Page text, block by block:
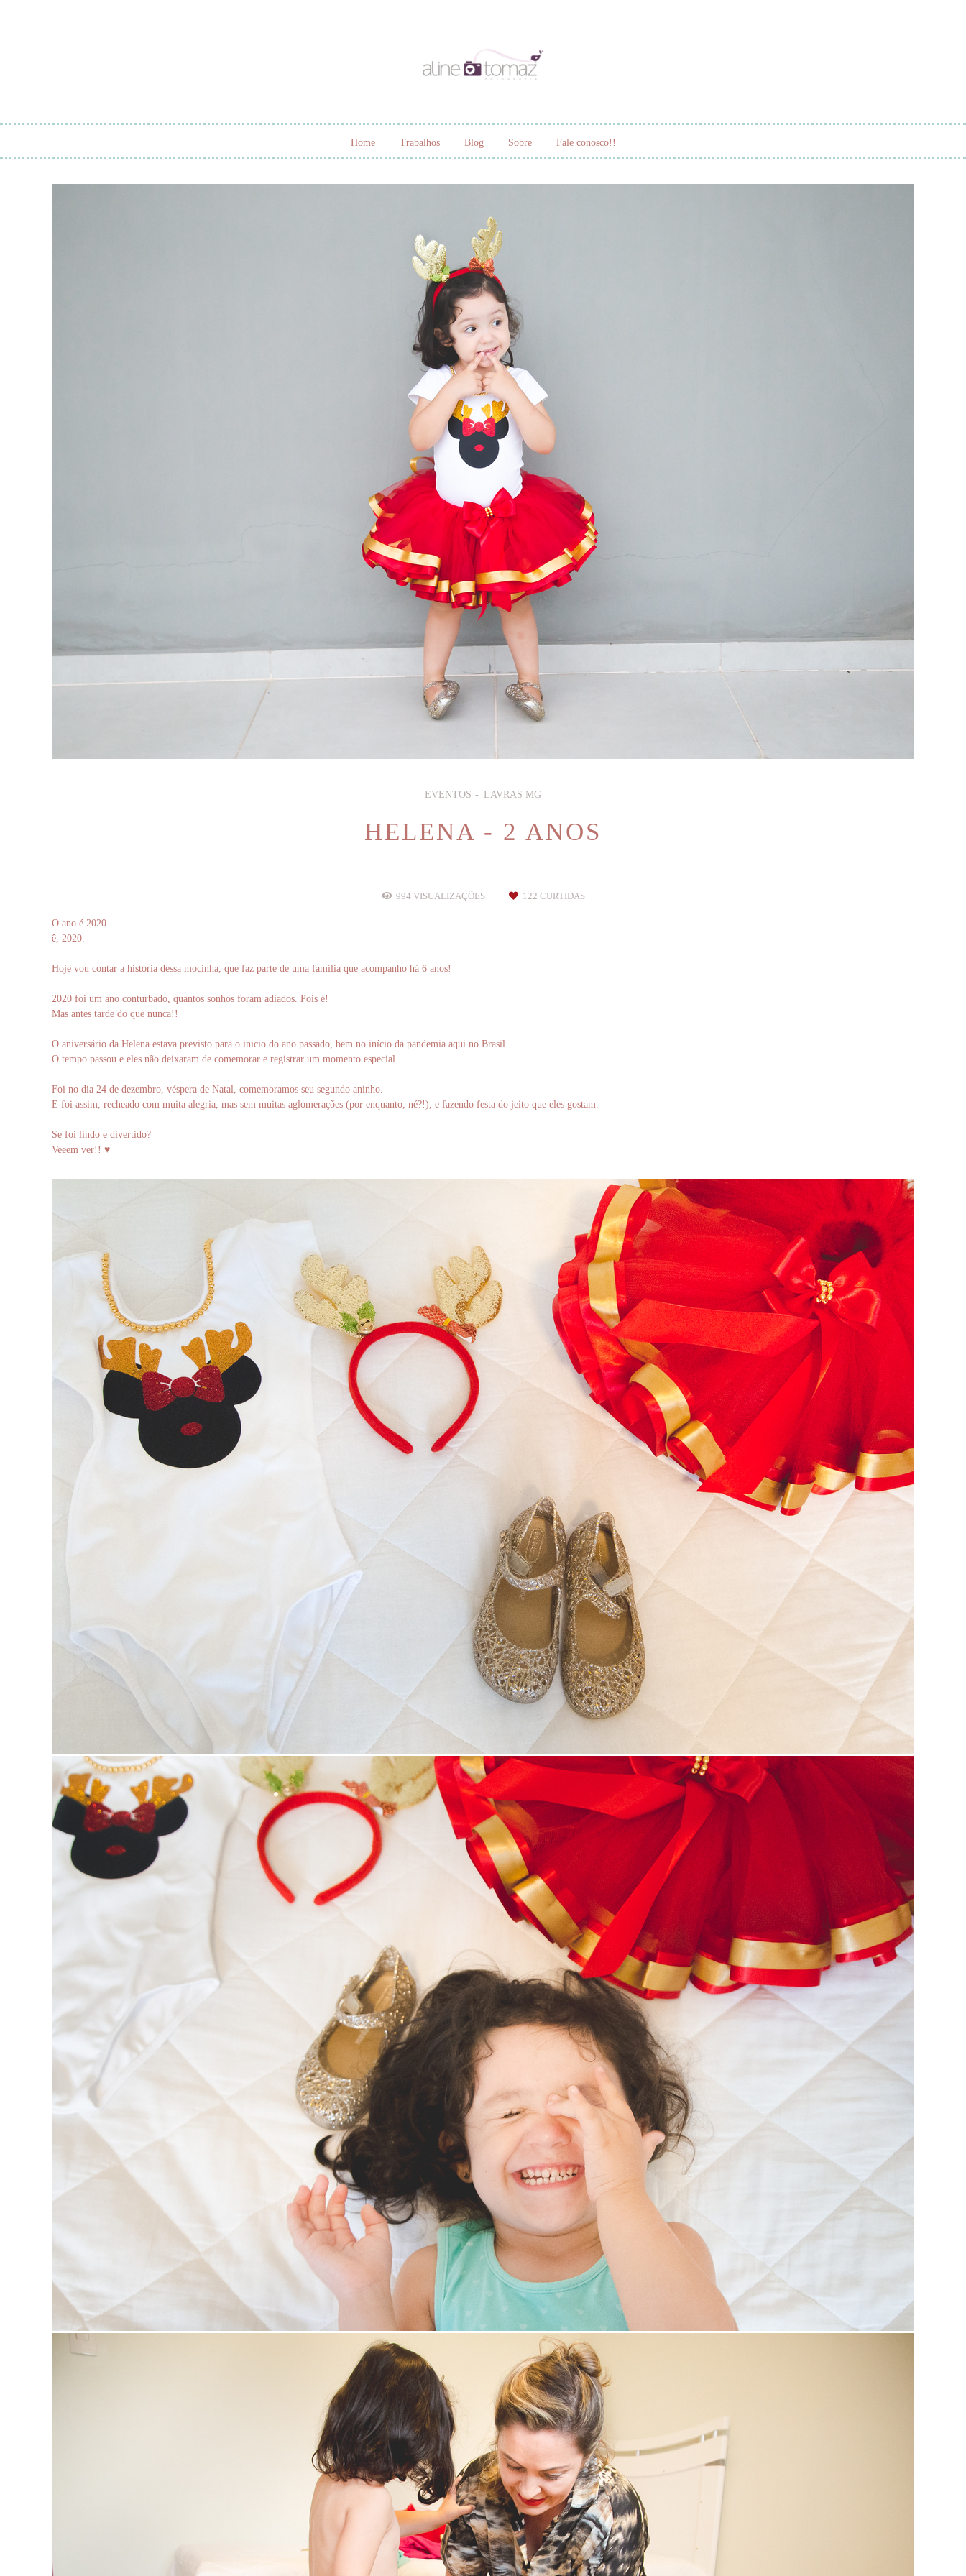
Home Trabalhos Blog Sobre Fale conosco!!
EVENTOS LAVRAS MG
HELENA - 2 ANOS
994 VISUALIZAÇÕES 122 CURTIDAS
O ano é 2020.
ê, 2020.
Hoje vou contar a história dessa mocinha, que faz parte de uma família que acompanho há 6 anos!
2020 foi um ano conturbado, quantos sonhos foram adiados. Pois é!
Mas antes tarde do que nunca!!
O aniversário da Helena estava previsto para o inicio do ano passado, bem no início da pandemia aqui no Brasil.
O tempo passou e eles não deixaram de comemorar e registrar um momento especial.
Foi no dia 24 de dezembro, véspera de Natal, comemoramos seu segundo aninho.
E foi assim, recheado com muita alegria, mas sem muitas aglomerações (por enquanto, né?!), e fazendo festa do jeito que eles gostam.
Se foi lindo e divertido?
Veeem ver!! ♥